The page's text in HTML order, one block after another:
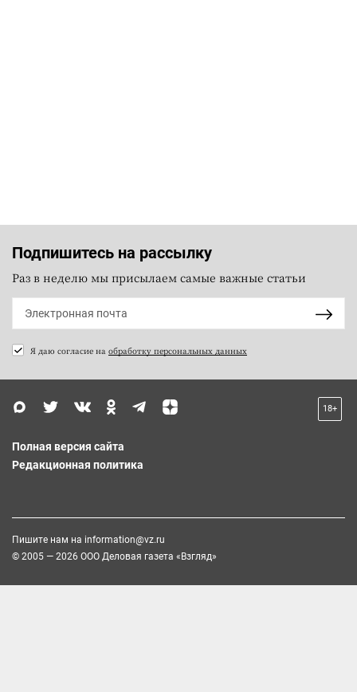
Подпишитесь на рассылку
Раз в неделю мы присылаем самые важные статьи
Я даю согласие на обработку персональных данных
18+
Полная версия сайта
Редакционная политика
Пишите нам на information@vz.ru
© 2005 — 2026 ООО Деловая газета «Взгляд»